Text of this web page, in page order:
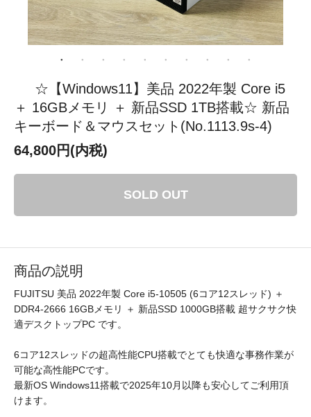
☆【Windows11】美品 2022年製 Core i5
＋ 16GBメモリ ＋ 新品SSD 1TB搭載☆ 新品
キーボード＆マウスセット(No.1113.9s-4)
64,800円(内税)
SOLD OUT
商品の説明
FUJITSU 美品 2022年製 Core i5-10505 (6コア12スレッド) ＋
DDR4-2666 16GBメモリ ＋ 新品SSD 1000GB搭載 超サクサク快
適デスクトップPC です。
6コア12スレッドの超高性能CPU搭載でとても快適な事務作業が
可能な高性能PCです。
最新OS Windows11搭載で2025年10月以降も安心してご利用頂
けます。